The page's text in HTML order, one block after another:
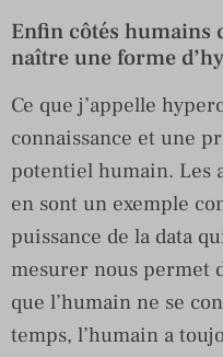
Enfin côtés humains
naître une forme
Ce que j’appelle
connaissance et une
potentiel humain. Les
en sont un exemple
puissance de la data
mesurer nous permet
que l’humain ne se
temps, l’humain a